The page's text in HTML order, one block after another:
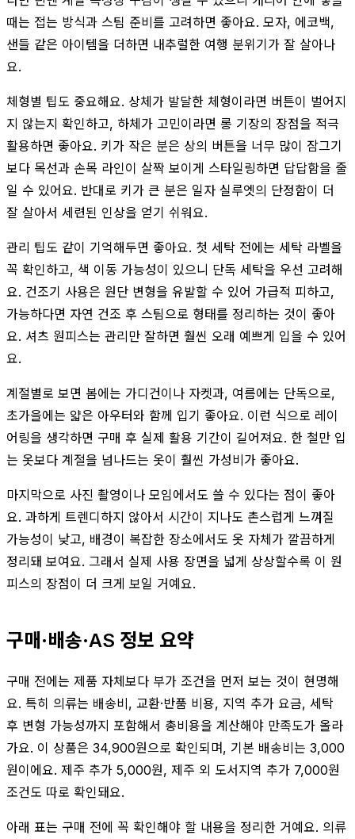
때는 접는 방식과 스팀 준비를 고려하면 좋아요. 모자, 에코백,
샌들 같은 아이템을 더하면 내추럴한 여행 분위기가 잘 살아나
요.
체형별 팁도 중요해요. 상체가 발달한 체형이라면 버튼이 벌어지
지 않는지 확인하고, 하체가 고민이라면 롱 기장의 장점을 적극
활용하면 좋아요. 키가 작은 분은 상의 버튼을 너무 많이 잠그기
보다 목선과 손목 라인이 살짝 보이게 스타일링하면 답답함을 줄
일 수 있어요. 반대로 키가 큰 분은 일자 실루엣의 단정함이 더
잘 살아서 세련된 인상을 얻기 쉬워요.
관리 팁도 같이 기억해두면 좋아요. 첫 세탁 전에는 세탁 라벨을
꼭 확인하고, 색 이동 가능성이 있으니 단독 세탁을 우선 고려해
요. 건조기 사용은 원단 변형을 유발할 수 있어 가급적 피하고,
가능하다면 자연 건조 후 스팀으로 형태를 정리하는 것이 좋아
요. 셔츠 원피스는 관리만 잘하면 훨씬 오래 예쁘게 입을 수 있어
요.
계절별로 보면 봄에는 가디건이나 자켓과, 여름에는 단독으로,
초가을에는 얇은 아우터와 함께 입기 좋아요. 이런 식으로 레이
어링을 생각하면 구매 후 실제 활용 기간이 길어져요. 한 철만 입
는 옷보다 계절을 넘나드는 옷이 훨씬 가성비가 좋아요.
마지막으로 사진 촬영이나 모임에서도 쓸 수 있다는 점이 좋아
요. 과하게 트렌디하지 않아서 시간이 지나도 촌스럽게 느껴질
가능성이 낮고, 배경이 복잡한 장소에서도 옷 자체가 깔끔하게
정리돼 보여요. 그래서 실제 사용 장면을 넓게 상상할수록 이 원
피스의 장점이 더 크게 보일 거예요.
구매·배송·AS 정보 요약
구매 전에는 제품 자체보다 부가 조건을 먼저 보는 것이 현명해
요. 특히 의류는 배송비, 교환·반품 비용, 지역 추가 요금, 세탁
후 변형 가능성까지 포함해서 총비용을 계산해야 만족도가 올라
가요. 이 상품은 34,900원으로 확인되며, 기본 배송비는 3,000
원이에요. 제주 추가 5,000원, 제주 외 도서지역 추가 7,000원
조건도 따로 확인돼요.
아래 표는 구매 전에 꼭 확인해야 할 내용을 정리한 거예요. 의류